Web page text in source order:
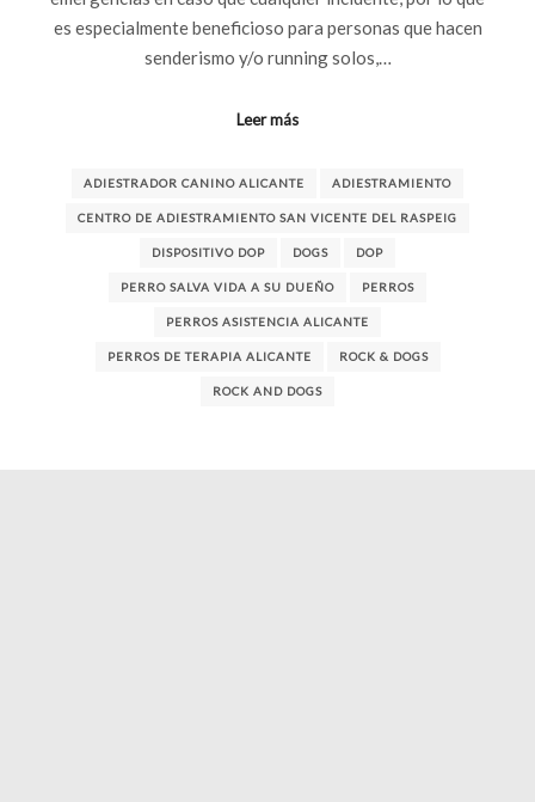
es especialmente beneficioso para personas que hacen
senderismo y/o running solos,…
Leer más
ADIESTRADOR CANINO ALICANTE ADIESTRAMIENTO
CENTRO DE ADIESTRAMIENTO SAN VICENTE DEL RASPEIG
DISPOSITIVO DOP DOGS DOP
PERRO SALVA VIDA A SU DUEÑO PERROS
PERROS ASISTENCIA ALICANTE
PERROS DE TERAPIA ALICANTE ROCK & DOGS
ROCK AND DOGS